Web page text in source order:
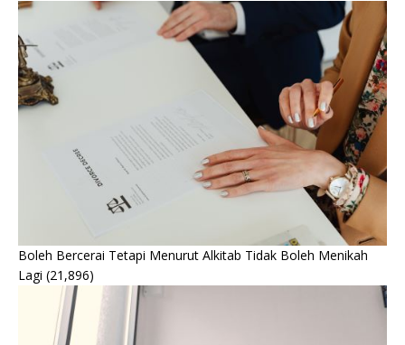
Boleh Bercerai Tetapi Menurut Alkitab Tidak Boleh Menikah
Lagi (21,896)